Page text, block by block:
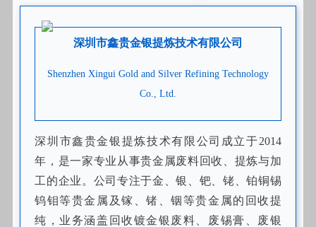
深圳市鑫贵金银提炼技术有限公司
Shenzhen Xingui Gold and Silver Refining Technology
Co., Ltd.
深圳市鑫贵金银提炼技术有限公司成立于2014
年，是一家专业从事贵金属废料回收、提炼与加
工的企业。公司专注于金、银、钯、铑、铂铜锡
钨钼等贵金属及镓、锗、铟等贵金属的回收提
纯，业务涵盖回收镀金银废料、废锡膏、废银